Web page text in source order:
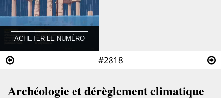
#2818
Archéologie et dérèglement climatique